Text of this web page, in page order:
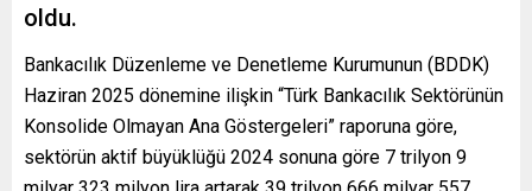
oldu.
Bankacılık Düzenleme ve Denetleme Kurumunun (BDDK)
Haziran 2025 dönemine ilişkin “Türk Bankacılık Sektörünün
Konsolide Olmayan Ana Göstergeleri” raporuna göre,
sektörün aktif büyüklüğü 2024 sonuna göre 7 trilyon 9